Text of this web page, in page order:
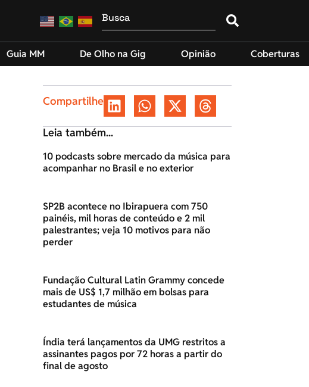
Guia MM De Olho na Gig Opinião Coberturas
Compartilhe
Leia também...
10 podcasts sobre mercado da música para
acompanhar no Brasil e no exterior
SP2B acontece no Ibirapuera com 750
painéis, mil horas de conteúdo e 2 mil
palestrantes; veja 10 motivos para não
perder
Fundação Cultural Latin Grammy concede
mais de US$ 1,7 milhão em bolsas para
estudantes de música
Índia terá lançamentos da UMG restritos a
assinantes pagos por 72 horas a partir do
final de agosto